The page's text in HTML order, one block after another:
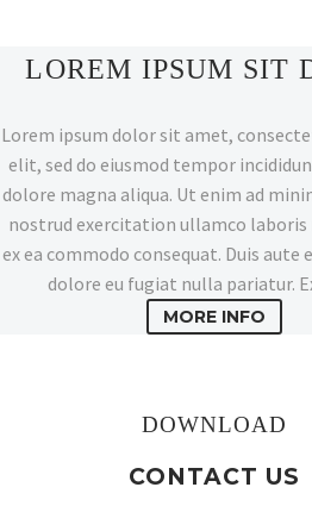
LOREM IPSUM SIT
Lorem ipsum dolor sit amet,
elit, sed do eiusmod tempor
dolore magna aliqua. Ut enim ad
nostrud exercitation ullamco laboris
ex ea commodo consequat. Duis aute
dolore eu fugiat nulla pariatur.
MORE INFO
DOWNLOAD
CONTACT US